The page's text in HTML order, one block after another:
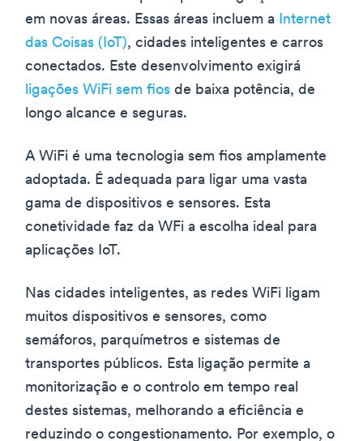
em novas áreas. Essas áreas incluem a Internet
das Coisas (IoT), cidades inteligentes e carros
conectados. Este desenvolvimento exigirá
ligações WiFi sem fios de baixa potência, de
longo alcance e seguras.
A WiFi é uma tecnologia sem fios amplamente
adoptada. É adequada para ligar uma vasta
gama de dispositivos e sensores. Esta
conetividade faz da WFi a escolha ideal para
aplicações IoT.
Nas cidades inteligentes, as redes WiFi ligam
muitos dispositivos e sensores, como
semáforos, parquímetros e sistemas de
transportes públicos. Esta ligação permite a
monitorização e o controlo em tempo real
destes sistemas, melhorando a eficiência e
reduzindo o congestionamento. Por exemplo, o